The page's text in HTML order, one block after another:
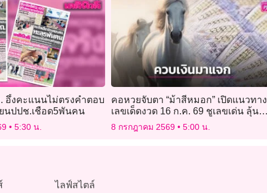
อึ้งคะแนนไม่ตรงคำตอบ
นปปช.เชือด5พันคน
5:30 น.
คอหวยจับตา “ม้าสีหมอก” เปิดแนวทาง
เลขเด็ดงวด 16 ก.ค. 69 ชูเลขเด่น ลุ้น
เลขท้าย 2 ตัว
8 กรกฎาคม 2569 5:00 น.
ไลฟ์สไตล์